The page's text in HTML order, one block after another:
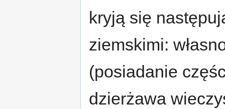
kryją się
ziemskimi:
(posiadanie
dzierżawa